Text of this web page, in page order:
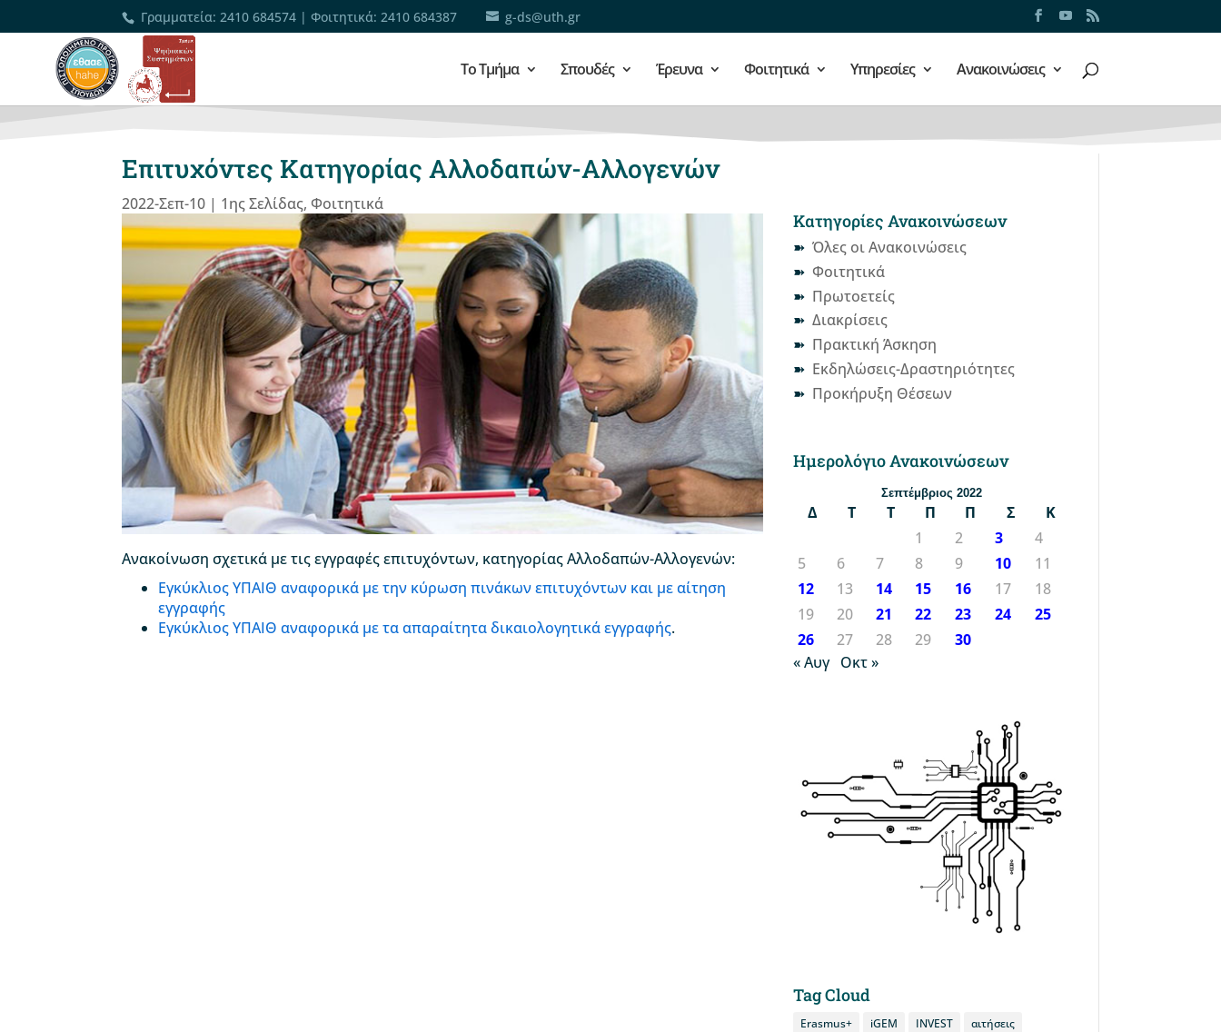
Γραμματεία: 2410 684574 |Φοιτητικά: 2410 684387 g-ds@uth.gr
Το Τμήμα Σπουδές Έρευνα Φοιτητικά Υπηρεσίες Ανακοινώσεις
Επιτυχόντες Κατηγορίας Αλλοδαπών-Αλλογενών
2022-Σεπ-10 | 1ης Σελίδας,Φοιτητικά
Ανακοίνωση σχετικά με τις εγγραφές επιτυχόντων, κατηγορίας Αλλοδαπών-Αλλογενών:
Εγκύκλιος ΥΠΑΙΘ αναφορικά με την κύρωση πινάκων επιτυχόντων και με αίτηση
εγγραφής
Εγκύκλιος ΥΠΑΙΘ αναφορικά με τα απαραίτητα δικαιολογητικά εγγραφής.
Κατηγορίες Ανακοινώσεων
Όλες οι Ανακοινώσεις
Φοιτητικά
Πρωτοετείς
Διακρίσεις
Πρακτική Άσκηση
Εκδηλώσεις-Δραστηριότητες
Προκήρυξη Θέσεων
Ημερολόγιο Ανακοινώσεων
Σεπτέμβριος 2022
Δ Τ Τ Π Π Σ
Κ
1
2 3
4
5
6 7 8 9 10
11
12
13 14 15 16 17
18
19
20 21 22 23 24
25
26
27 28 29
30
« Αυγ
Οκτ »
Tag Cloud
Erasmus+ iGEM INVEST
αιτήσεις